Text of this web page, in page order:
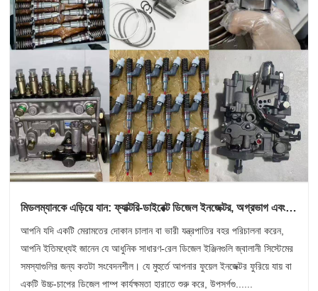
মিডলম্যানকে এড়িয়ে যান: ফ্যাক্টরি-ডাইরেক্ট ডিজেল ইনজেক্টর, অগ্রভাগ এবং
আপনি যদি একটি মেরামতের দোকান চালান বা ভারী যন্ত্রপাতির বহর পরিচালনা করেন,
আপনি ইতিমধ্যেই জানেন যে আধুনিক সাধারণ-রেল ডিজেল ইঞ্জিনগুলি জ্বালানী সিস্টেমের
সমস্যাগুলির জন্য কতটা সংবেদনশীল। যে মুহুর্তে আপনার ফুয়েল ইনজেক্টর ফুরিয়ে যায় বা
একটি উচ্চ-চাপের ডিজেল পাম্প কার্যক্ষমতা হারাতে শুরু করে, উপসর্গগু......